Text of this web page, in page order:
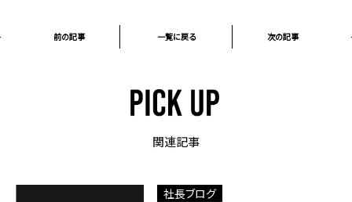
前の記事 一覧に戻る 次の記事
関連記事
社長ブログ